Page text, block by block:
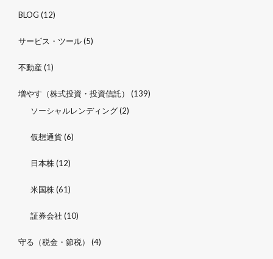
BLOG (12)
サービス・ツール(5)
不動産(1)
増やす（株式投資・投資信託）
(139)
ソーシャルレンディング(2)
仮想通貨(6)
日本株(12)
米国株(61)
証券会社 (10)
守る（税金・節税） (4)